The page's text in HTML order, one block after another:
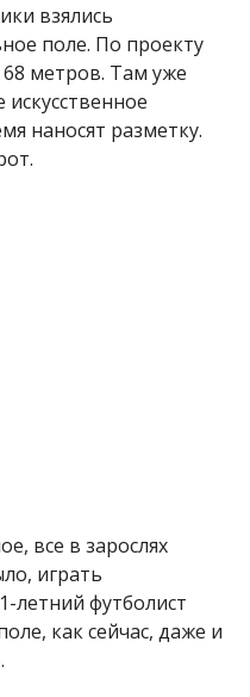
взялись
поле. По проекту
метров. Там уже
наносят разметку.
все в зарослях
играть
летний футболист
как сейчас, даже и